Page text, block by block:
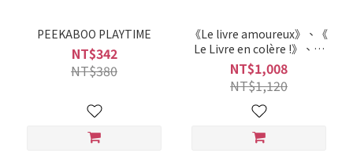
PEEKABOO PLAYTIME
NT$342
NT$380
《Le livre amoureux》、《
Le Livre en colère !》、《
Le livre qui a peur》、《Le
livre qui dort》
NT$1,008
NT$1,120